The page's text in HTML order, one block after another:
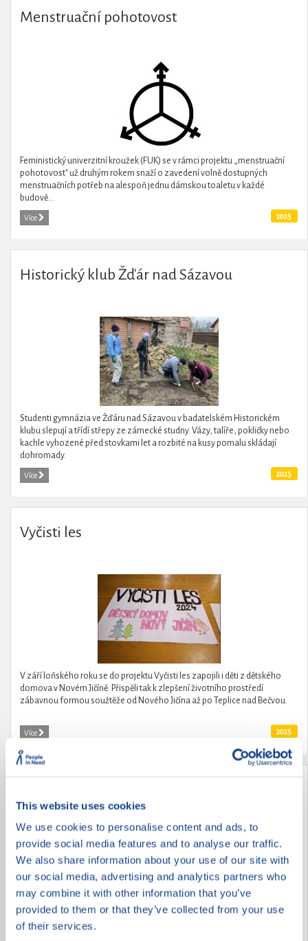
This website uses cookies
We use cookies to personalise content and ads, to
provide social media features and to analyse our traffic.
We also share information about your use of our site with
our social media, advertising and analytics partners who
may combine it with other information that you’ve
provided to them or that they’ve collected from your use
of their services.
Menstruační pohotovost
Feministický univerzitní kroužek (FUK) se v rámci projektu „menstruační
pohotovost" už druhým rokem snaží o zavedení volně dostupných
menstruačních potřeb na alespoň jednu dámskou toaletu v každé
budově...
Více 2025
Historický klub Žďár nad Sázavou
Studenti gymnázia ve Žďáru nad Sázavou v badatelském Historickém
klubu slepují a třídí střepy ze zámecké studny. Vázy, talíře, pokličky nebo
kachle vyhozené před stovkami let a rozbité na kusy pomalu skládají
dohromady.
Více 2025
Vyčisti les
V září loňského roku se do projektu Vyčisti les zapojili i děti z dětského
domova v Novém Jičíně. Přispěli tak k zlepšení životního prostředí
zábavnou formou soužtěže od Nového Jičína až po Teplice nad Bečvou.
Více 2025